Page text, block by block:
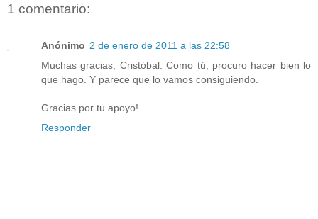
1 comentario:
Anónimo 2 de enero de 2011 a las 22:58
Muchas gracias, Cristóbal. Como tú, procuro hacer bien lo
que hago. Y parece que lo vamos consiguiendo.
Gracias por tu apoyo!
Responder